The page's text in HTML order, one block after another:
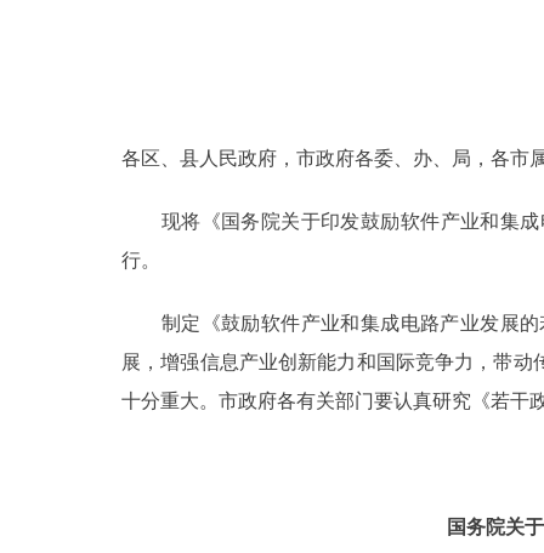
政务服务
各区、县人民政府，市政府各委、办、局，各市
现将《国务院关于印发鼓励软件产业和集成
行。
制定《鼓励软件产业和集成电路产业发展的
展，增强信息产业创新能力和国际竞争力，带
十分重大。市政府各有关部门要认真研究《若干
国务院关